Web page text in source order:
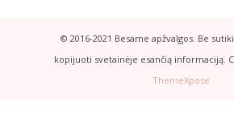
© 2016-2021 Besame apžvalgos. Be
kopijuoti svetainėje esančią informaciją.
ThemeXpose